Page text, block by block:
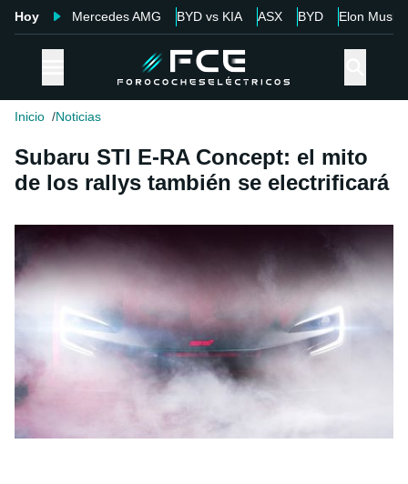
Hoy Mercedes AMG BYD vs KIA ASX BYD Elon Musk
Inicio Noticias
Subaru STI E-RA Concept: el mito
de los rallys también se electrificará